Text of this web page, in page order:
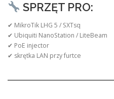
SPRZĘT PRO:
✔ MikroTik LHG 5 / SXTsq
✔ Ubiquiti NanoStation / LiteBeam
✔ PoE injector
✔ skrętka LAN przy furtce